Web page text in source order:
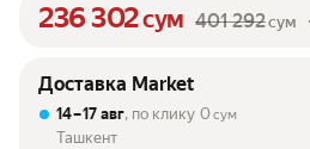
236 302сум 401 292сум
Доставка Market
14 – 17 авг, по клику 0 сум
Ташкент